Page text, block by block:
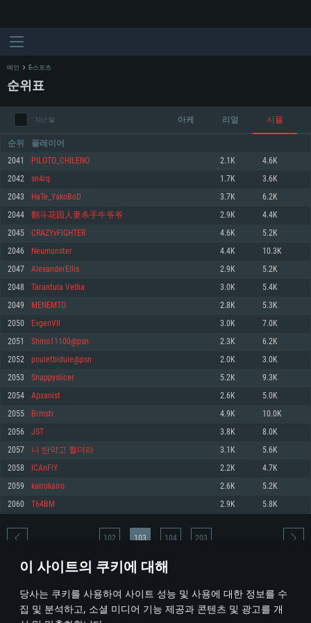
이 사이트의 쿠키에 대해
당사는 쿠키를 사용하여 사이트 성능 및 사용에 대한 정보를 수
집 및 분석하고, 소셜 미디어 기능 제공과 콘텐츠 및 광고를 개
최소사양
운영체제: Windows 10 (64 bit)
프로세서: 2.2 GHz 듀얼코어 이상
메모리: 4GB
그래픽 카드: DirectX 11 이상을 지원하는 AMD Radeon 77XX / NVIDIA
GeForce GT 660. 최소 사양 해상도: 720p
네트워크: 브로드밴드 인터넷
여유 저장 공간: 22.1 GB (최소 클라이언트)
권장 사양
570 혹은 그 이상
여유 저장 공간: 62.2 GB (전체 클라이언트)
최소사양
운영체제: Mac OS Big Sur 11.0
프로세서: 최소 2.2 GHz의 Core i5 (Intel Xeon 은 지원하지 않습니다)
메모리: 6 GB
그래픽 카드: Metal 을 지원하는 Intel Iris Pro 5200 (Mac), 혹은 이와 비슷한 성
능을 가지는 Mac 버전의 AMD/Nvidia. 최소 해상도: 720p
네트워크: 브로드밴드 인터넷
여유 저장 공간: 22.1 GB (최소 클라이언트)
권장 사양
네트워크: 브로드밴드 인터넷
여유 저장 공간: 62.2 GB (전체 클라이언트)
최소사양
운영체제: 64bit Linux 중 최신 버전
프로세서: 2.4 GHz 듀얼코어
메모리: 4 GB
그래픽 카드: Vulkan 을 지원하고, 최신 그래픽 드라이버를 지원하는 NVIDIA
660 (6개월 미만) 혹은 그와 동급의 성능을 가지며 최신 그래픽 드라이버를 지
원하는 AMD (6개월 미만; 최소사양 지원 해상도 720p)
네트워크: 브로드밴드 인터넷
여유 저장 공간: 22.1 GB (최소 클라이언트)
권장 사양
운영체제: Ubuntu 20.04 64bit
프로세서: Intel Core i7
메모리: 16 GB
그래픽 카드: Vulkan 을 지원하고, 최신 그래픽 드라이버를 지원하는 NVIDIA
1060 (6개월 미만) 혹은 그와 동급의 성능을 가지며 최신 그래픽 드라이버를
지원하는 AMD RX 570 (6개월 미만; 최소사양 지원 해상도 720p) 이상
여유 저장 공간: 62.2 GB (전체 클라이언트)
메인 E-스포츠
순위표
지난 달 아케 리얼 시뮬
순위 플레이어
2041 PILOTO_CHILENO 2.1K 4.6K
2042 sn4rq 1.7K 3.6K
2043 HaTe_YakoBoD 3.7K 6.2K
2044 翻斗花园人妻杀手牛爷爷 2.9K 4.4K
2045 CRAZYvFIGHTER 4.6K 5.2K
2046 Neumunster 4.4K 10.3K
2047 AlexanderEllis 2.9K 5.2K
2048 Tarantula Velha 3.0K 5.4K
2049 MENEMTO 2.8K 5.3K
2050 EvgenVII 3.0K 7.0K
2051 Shmo11100@psn 2.3K 6.2K
2052 pouletbidule@psn 2.0K 3.0K
2053 Snappyslicer 5.2K 9.3K
2054 Apxanist 2.6K 5.0K
2055 Brmstr 4.9K 10.0K
2056 JST 3.8K 8.0K
2057 니 탄약고 쩔더라 3.1K 5.6K
2058 ICAnFlY 2.2K 4.7K
2059 kairokairo 2.6K 5.2K
2060 T64BM 2.9K 5.8K
* 순위표는 매일 1회 갱신됩니다
102 103 104 203